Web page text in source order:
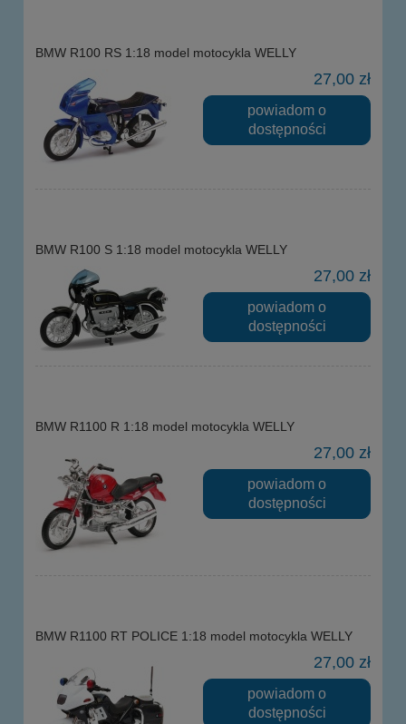
BMW R100 RS 1:18 model motocykla WELLY
27,00 zł
powiadom o
dostępności
BMW R100 S 1:18 model motocykla WELLY
27,00 zł
powiadom o
dostępności
BMW R1100 R 1:18 model motocykla WELLY
27,00 zł
powiadom o
dostępności
BMW R1100 RT POLICE 1:18 model motocykla WELLY
27,00 zł
powiadom o
dostępności